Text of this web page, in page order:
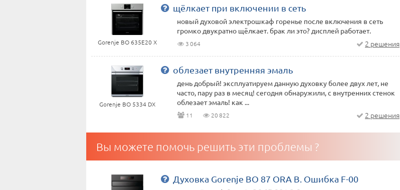
Gorenje BO 635E20 X
щёлкает при включении в сеть
новый духовой электрошкаф горенье после включения в сеть
громко двукратно щёлкает. брак ли это? дисплей работает.
3 064 2 решения
Gorenje BO 5334 DX
облезает внутренняя эмаль
день добрый! эксплуатируем данную духовку более двух лет, не
часто, пару раз в месяц! сегодня обнаружили, с внутренних стенок
облезает эмаль! как ...
11 20 822 2 решения
Вы можете помочь решить эти проблемы ?
Духовка Gorenje BO 87 ORA B. Ошибка F-00